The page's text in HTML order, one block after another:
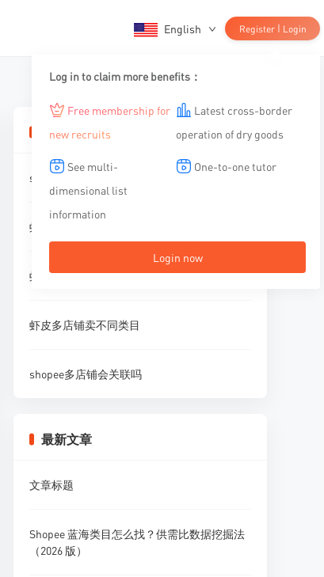
English Register | Login
Log in to claim more benefits：
Free membership for
new recruits
Latest cross-border
operation of dry goods
See multi-
dimensional list
information
One-to-one tutor
Login now
相关文章
shopee一个店铺能上多少个产品
虾皮多店铺
虾皮店铺可以开多少个店铺
虾皮多店铺卖不同类目
shopee多店铺会关联吗
最新文章
文章标题
Shopee 蓝海类目怎么找？供需比数据挖掘法
（2026 版）